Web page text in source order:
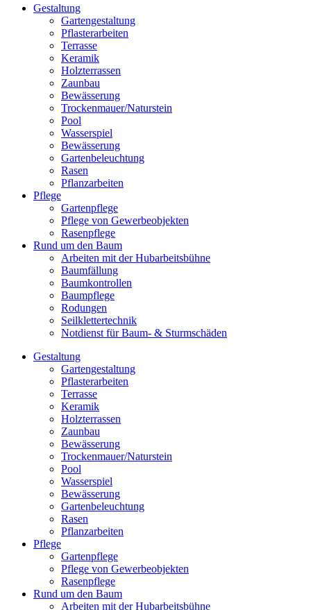
Gestaltung
Gartengestaltung
Pflasterarbeiten
Terrasse
Keramik
Holzterrassen
Zaunbau
Bewässerung
Trockenmauer/Naturstein
Pool
Wasserspiel
Bewässerung
Gartenbeleuchtung
Rasen
Pflanzarbeiten
Pflege
Gartenpflege
Pflege von Gewerbeobjekten
Rasenpflege
Rund um den Baum
Arbeiten mit der Hubarbeitsbühne
Baumfällung
Baumkontrollen
Baumpflege
Rodungen
Seilklettertechnik
Notdienst für Baum- & Sturmschäden
Gestaltung
Gartengestaltung
Pflasterarbeiten
Terrasse
Keramik
Holzterrassen
Zaunbau
Bewässerung
Trockenmauer/Naturstein
Pool
Wasserspiel
Bewässerung
Gartenbeleuchtung
Rasen
Pflanzarbeiten
Pflege
Gartenpflege
Pflege von Gewerbeobjekten
Rasenpflege
Rund um den Baum
Arbeiten mit der Hubarbeitsbühne